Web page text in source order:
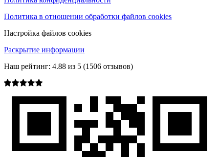
Политика в отношении обработки файлов cookies
Настройка файлов cookies
Раскрытие информации
Наш рейтинг: 4.88 из 5 (1506 отзывов)